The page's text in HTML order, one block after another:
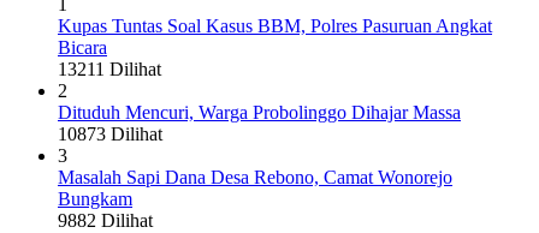
Kupas Tuntas Soal Kasus BBM, Polres Pasuruan Angkat
Bicara
13211 Dilihat
2
Dituduh Mencuri, Warga Probolinggo Dihajar Massa
10873 Dilihat
3
Masalah Sapi Dana Desa Rebono, Camat Wonorejo
Bungkam
9882 Dilihat